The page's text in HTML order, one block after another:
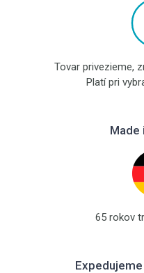
Tovar privezieme,
Platí pri
Made
65 rokov